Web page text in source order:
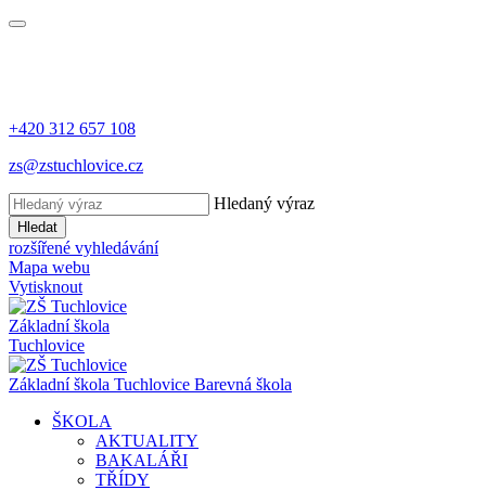
+420 312 657 108
zs@zstuchlovice.cz
Hledaný výraz
Hledat
rozšířené vyhledávání
Mapa webu
Vytisknout
Základní škola
Tuchlovice
Základníškola Tuchlovice Barevná škola
ŠKOLA
AKTUALITY
BAKALÁŘI
TŘÍDY